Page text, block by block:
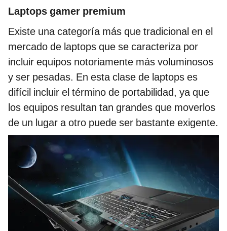
Laptops gamer premium
Existe una categoría más que tradicional en el
mercado de laptops que se caracteriza por
incluir equipos notoriamente más voluminosos
y ser pesadas. En esta clase de laptops es
difícil incluir el término de portabilidad, ya que
los equipos resultan tan grandes que moverlos
de un lugar a otro puede ser bastante exigente.